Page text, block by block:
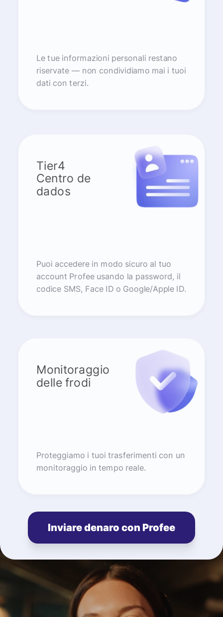
Le tue informazioni personali restano
riservate — non condividiamo mai i tuoi
dati con terzi.
Tier4
Centro de
dados
Puoi accedere in modo sicuro al tuo
account Profee usando la password, il
codice SMS, Face ID o Google/Apple ID.
Monitoraggio
delle frodi
Proteggiamo i tuoi trasferimenti con un
monitoraggio in tempo reale.
Inviare denaro con Profee